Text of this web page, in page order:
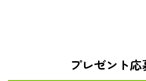
プレゼント応